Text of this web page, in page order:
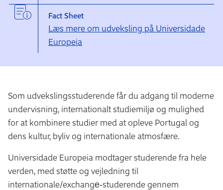
Fact Sheet
Læs mere om udveksling på Universidade
Europeia
Som udvekslingsstuderende får du adgang til moderne
undervisning, internationalt studiemiljø og mulighed
for at kombinere studier med at opleve Portugal og
dens kultur, byliv og internationale atmosfære.
Universidade Europeia modtager studerende fra hele
verden, med støtte og vejledning til
internationale/exchange‑studerende gennem